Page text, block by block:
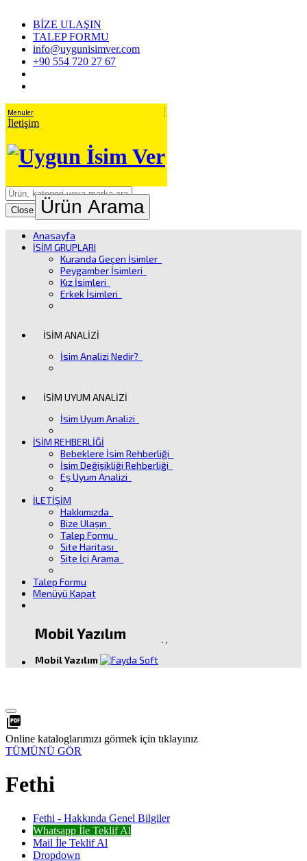
BİZE ULAŞIN
TALEP FORMU
info@uygunisimver.com
+90 554 720 27 67
Menuler
İletişim
Close Ürün Arama
Anasayfa
İSİM GRUPLARI
Kuranda Geçen İsimler
Peygamber İsimleri
Kız İsimleri
Erkek İsimleri
İSİM ANALİZİ
İsim Analizi Nedir?
İSİM UYUM ANALİZİ
İsim Uyum Analizi
İSİM REHBERLİĞİ
Bebeklere İsim Rehberliği
İsim Değişikliği Rehberliği
Eş Uyum Analizi
İLETİŞİM
Hakkımızda
Bize Ulaşın
Talep Formu
Site Haritası
Site İçi Arama
Talep Formu
Menüyü Kapat
Mobil Yazılım
Mobil Yazılım
. ,
picture_as_pdf
Online kataloglarımızı görmek için tıklayınız
TÜMÜNÜ GÖR
Fethi
Fethi - Hakkında Genel Bilgiler
Whatsapp İle Teklif Al
Mail İle Teklif Al
Dropdown